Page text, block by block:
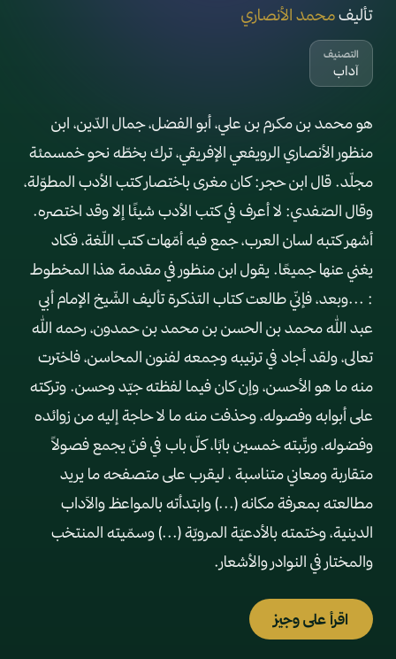
تأليفمحمد الأنصاري
التصنيف
آداب
هو محمد بن مكرم بن علي، أبو الفضل، جمال الدّين، ابن
منظور الأنصاري الرويفعي الإفريقي، ترك بخطّه نحو خمسمئة
مجلّد. قال ابن حجر: كان مغرى باختصار كتب الأدب المطوّلة،
وقال الصّفدي: لا أعرف في كتب الأدب شيئًا إلا وقد اختصره.
أشهر كتبه لسان العرب، جمع فيه أمّهات كتب اللّغة، فكاد
يغني عنها جميعًا. يقول ابن منظور في مقدمة هذا المخطوط
: ...وبعد، فإنّي طالعت كتاب التذكرة تأليف الشّيخ الإمام أبي
عبد الله محمد بن الحسن بن محمد بن حمدون، رحمه الله
تعالى، ولقد أجاد في ترتيبه وجمعه لفنون المحاسن، فاخترت
منه ما هو الأحسن، وإن كان فيما لفظته جيّد وحسن. وتركته
على أبوابه وفصوله، وحذفت منه ما لا حاجة إليه من زوائده
وفضوله، ورتّبته خمسين بابًا، كلّ باب في فنّ يجمع فصولاً
متقاربة ومعاني متناسبة ، ليقرب على متصفحه ما يريد
مطالعته بمعرفة مكانه (...) وابتدأته بالمواعظ والآداب
الدينية، وختمته بالأدعيّة المرويّة (...) وسمّيته المنتخب
والمختار في النوادر والأشعار.
اقرأ على وجيز